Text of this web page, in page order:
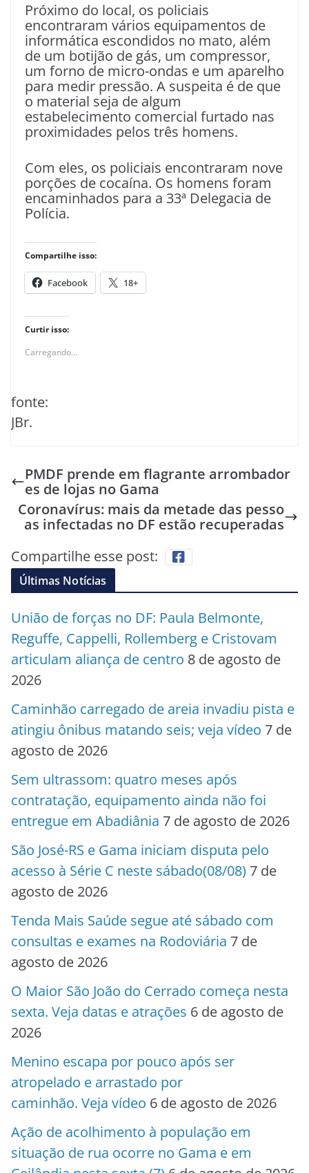
Próximo do local, os policiais
encontraram vários equipamentos de
informática escondidos no mato, além
de um botijão de gás, um compressor,
um forno de micro-ondas e um aparelho
para medir pressão. A suspeita é de que
o material seja de algum
estabelecimento comercial furtado nas
proximidades pelos três homens.
Com eles, os policiais encontraram nove
porções de cocaína. Os homens foram
encaminhados para a 33ª Delegacia de
Polícia.
Compartilhe isso:
Facebook 18+
Curtir isso:
Carregando...
fonte:
JBr.
PMDF prende em flagrante arrombador
es de lojas no Gama
Coronavírus: mais da metade das pesso
as infectadas no DF estão recuperadas
Compartilhe esse post:
Últimas Notícias
União de forças no DF: Paula Belmonte,
Reguffe, Cappelli, Rollemberg e Cristovam
articulam aliança de centro 8 de agosto de
2026
Caminhão carregado de areia invadiu pista e
atingiu ônibus matando seis; veja vídeo 7 de
agosto de 2026
Sem ultrassom: quatro meses após
contratação, equipamento ainda não foi
entregue em Abadiânia 7 de agosto de 2026
São José-RS e Gama iniciam disputa pelo
acesso à Série C neste sábado(08/08) 7 de
agosto de 2026
Tenda Mais Saúde segue até sábado com
consultas e exames na Rodoviária 7 de
agosto de 2026
O Maior São João do Cerrado começa nesta
sexta. Veja datas e atrações 6 de agosto de
2026
Menino escapa por pouco após ser
atropelado e arrastado por
caminhão. Veja vídeo 6 de agosto de 2026
Ação de acolhimento à população em
situação de rua ocorre no Gama e em